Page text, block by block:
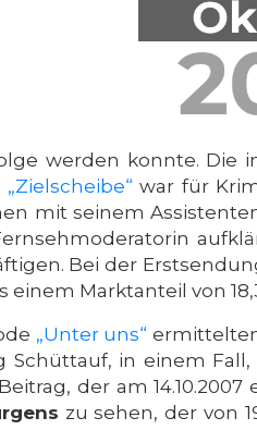
werden konnte. Die
„Zielscheibe“ war für
mit seinem
Bei der
Marktanteil von
„Unter uns“
Schüttauf, in einem
der am 14.10.2007
zu sehen, der von